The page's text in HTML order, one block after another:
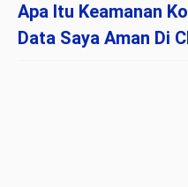
Apa Itu Keamanan
Data Saya Aman Di